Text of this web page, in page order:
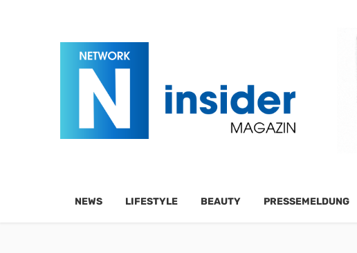
NEWS LIFESTYLE BEAUTY PRESSEMELDUNG